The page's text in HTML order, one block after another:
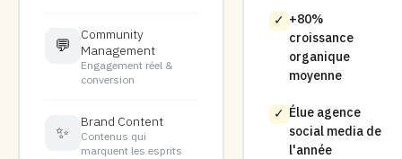
💬
Community
Management
Engagement réel &
conversion
✨
Brand Content
Contenus qui
marquent les esprits
✓ +80%
croissance
organique
moyenne
✓ Élue agence
social media de
l'année